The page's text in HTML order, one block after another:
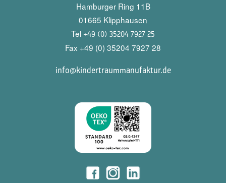
Hamburger Ring 11B
01665 Klipphausen
Tel +49 (0) 35204 7927 25
Fax +49 (0) 35204 7927 28
info@kindertraummanufaktur.de